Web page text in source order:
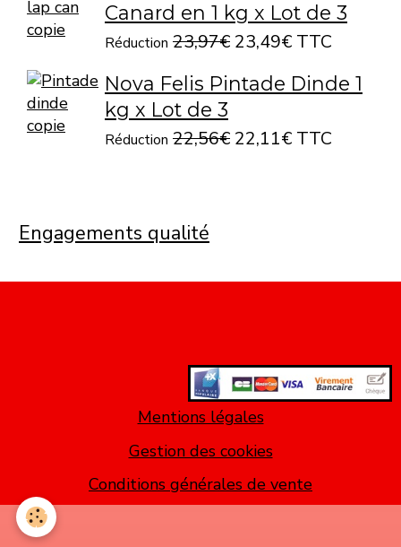
Canard en 1 kg x Lot de 3
Réduction 23,97€ 23,49€ TTC
Nova Felis Pintade Dinde 1
kg x Lot de 3
Réduction 22,56€ 22,11€ TTC
Engagements qualité
Mentions légales
Gestion des cookies
Conditions générales de vente